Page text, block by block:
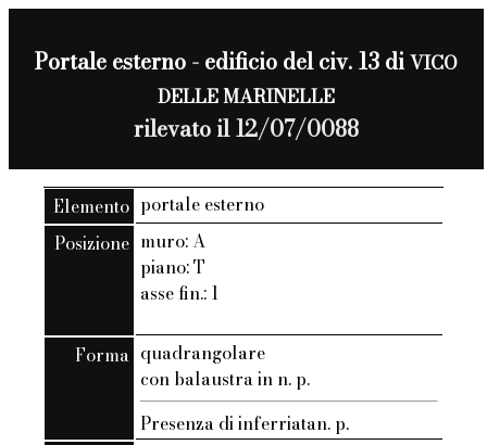
Portale esterno - edificio del civ. 13 diVICO
DELLE MARINELLE
rilevato il 12/07/0088
Elemento portale esterno
Posizione muro: A
piano: T
asse fin.: 1
Forma quadrangolare
con balaustra in n. p.
Presenza di inferriatan. p.